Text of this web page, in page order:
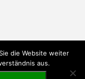
die Website weiter
aus.